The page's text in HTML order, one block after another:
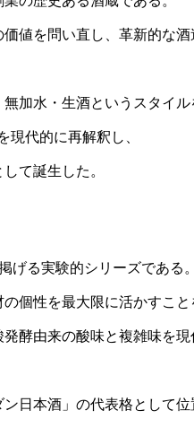
値を問い直し、革新的な
加水・生酒というスタイル
代的に再解釈し、
て誕生した。
げる実験的シリーズである。
個性を最大限に活かすこと
酵由来の酸味と複雑味を
日本酒」の代表格として位